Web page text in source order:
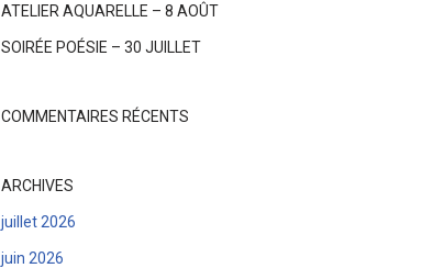
ATELIER AQUARELLE – 8 AOÛT
SOIRÉE POÉSIE – 30 JUILLET
COMMENTAIRES RÉCENTS
ARCHIVES
juillet 2026
juin 2026